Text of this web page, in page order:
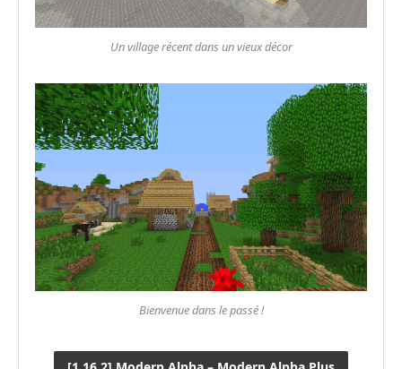
Un village récent dans un vieux décor
Bienvenue dans le passé !